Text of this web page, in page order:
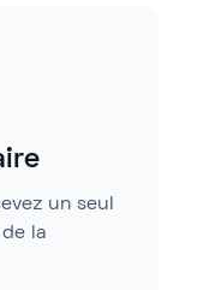
un seul
la